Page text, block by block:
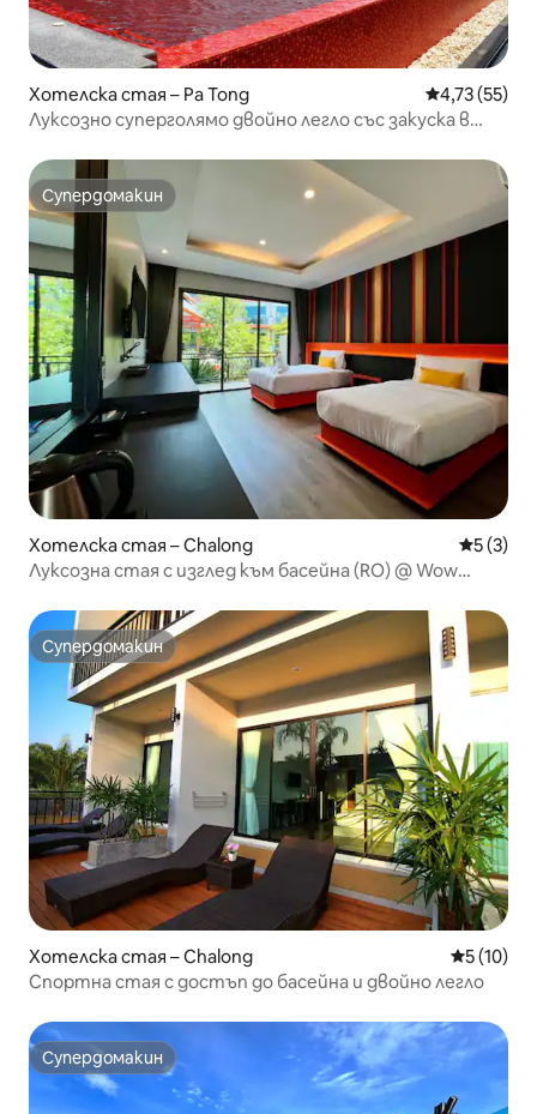
Хотелска стая – Pa Tong Средна
4,73 (55)
Луксозно суперголямо двойно легло със закуска в
Супердомакин
Супердомакин
Хотелска стая – Chalong Средна
5 (3)
Луксозна стая с изглед към басейна (RO) @ Wow
Супердомакин
Супердомакин
Хотелска стая – Chalong Средна
5 (10)
Спортна стая с достъп до басейна и двойно легло
Супердомакин
Супердомакин